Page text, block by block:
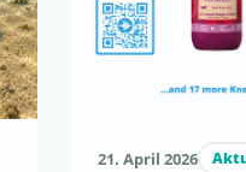
21. April 2026